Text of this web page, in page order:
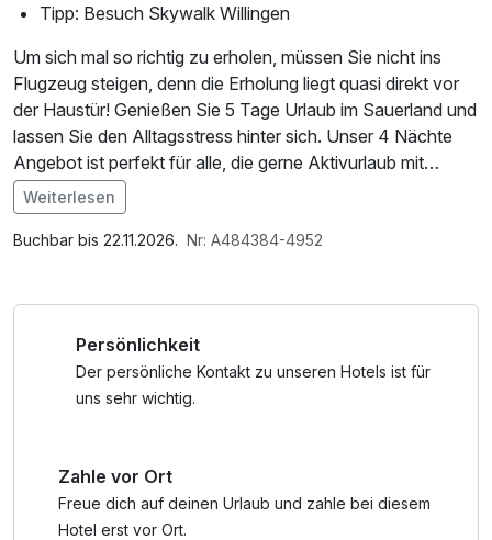
Tipp: Besuch Skywalk Willingen
Um sich mal so richtig zu erholen, müssen Sie nicht ins
Flugzeug steigen, denn die Erholung liegt quasi direkt vor
der Haustür! Genießen Sie 5 Tage Urlaub im Sauerland und
lassen Sie den Alltagsstress hinter sich. Unser 4 Nächte
Angebot ist perfekt für alle, die gerne Aktivurlaub mit
Erholung kombinieren. Wandern, Biken oder spazieren
gehen, alles beginnt direkt vom Hotel aus.
Als ganz besonderen Tipp emfehlen wir den Wildwald
Erwachsene. Es gibt einen bunte Vielfalt an
Naturerlebnissen.
Herzklopfen und Glücksgefühle gibt es in Willingen auf
lernen Sie unser kleines Landidyll Hotel im Sauerland
kennen.
Im Angebot enthalten
Parkplatz, W-LAN Nutzung / Internetnutzung, kostenfreie
Weiterlesen
Buchbar bis 22.11.2026. Nr: A484384-4952
Persönlichkeit
Der persönliche Kontakt zu unseren Hotels ist für
uns sehr wichtig.
Zahle vor Ort
Freue dich auf deinen Urlaub und zahle bei diesem
Hotel erst vor Ort.